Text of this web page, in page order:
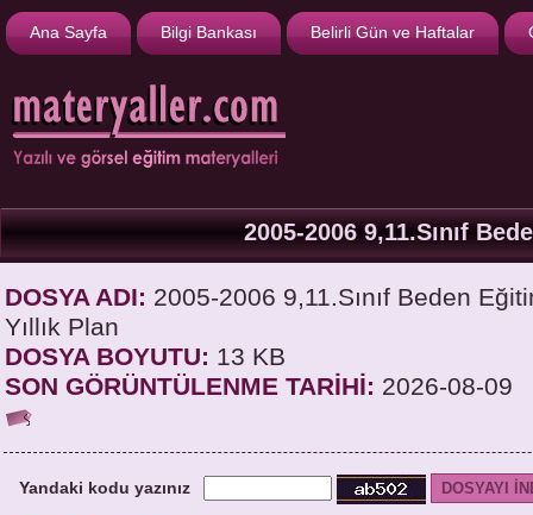
Ana Sayfa Bilgi Bankası Belirli Gün ve Haftalar
2005-2006 9,11.Sınıf
DOSYA ADI: 2005-2006 9,11.Sınıf Beden
Yıllık Plan
DOSYA BOYUTU: 13 KB
SON GÖRÜNTÜLENME TARİHİ: 2026-08-09
Yandaki kodu yazınız